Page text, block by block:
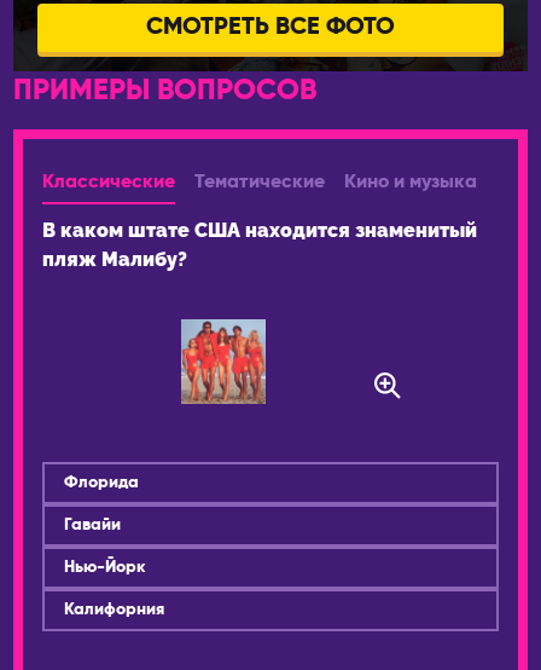
АЗЕРБАЙДЖАН
Баку
ШВЕЙЦАРИЯ
Лозанна
ЭСТОНИЯ
Таллин
СМОТРЕТЬ ВСЕ ФОТО
ПРИМЕРЫ ВОПРОСОВ
Классические Тематические Кино и музыка
В каком штате США находится знаменитый
пляж Малибу?
Флорида
Гавайи
Нью-Йорк
Калифорния